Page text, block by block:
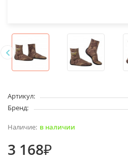
Артикул:
Бренд:
в наличии
3 168₽